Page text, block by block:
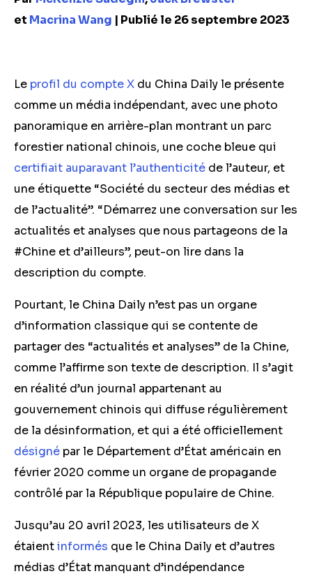
et Macrina Wang | Publié le 26 septembre 2023
Le profil du compte X du China Daily le présente
comme un média indépendant, avec une photo
panoramique en arrière-plan montrant un parc
forestier national chinois, une coche bleue qui
certifiait auparavant l’authenticité de l’auteur, et
une étiquette “Société du secteur des médias et
de l’actualité”. “Démarrez une conversation sur les
actualités et analyses que nous partageons de la
#Chine et d’ailleurs”, peut-on lire dans la
description du compte.
Pourtant, le China Daily n’est pas un organe
d’information classique qui se contente de
partager des “actualités et analyses” de la Chine,
comme l’affirme son texte de description. Il s’agit
en réalité d’un journal appartenant au
gouvernement chinois qui diffuse régulièrement
de la désinformation, et qui a été officiellement
désigné par le Département d’État américain en
février 2020 comme un organe de propagande
contrôlé par la République populaire de Chine.
Jusqu’au 20 avril 2023, les utilisateurs de X
étaientinformés que le China Daily et d’autres
médias d’État manquant d’indépendance